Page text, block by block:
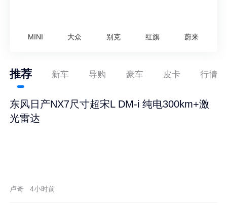
MINI 大众 别克 红旗 蔚来
推荐 新车 导购 豪车 皮卡 行情
东风日产NX7尺寸超宋L DM-i 纯电300km+激
光雷达
卢奇 4小时前